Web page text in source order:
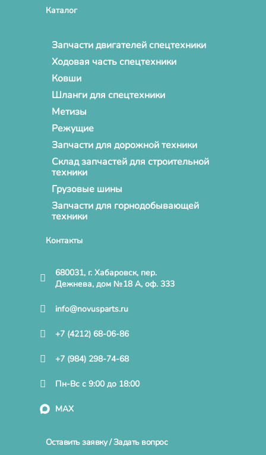
Каталог
Запчасти двигателей спецтехники
Ходовая часть спецтехники
Ковши
Шланги для спецтехники
Метизы
Режущие
Запчасти для дорожной техники
Склад запчастей для строительной
техники
Грузовые шины
Запчасти для горнодобывающей
техники
Контакты
680031, г. Хабаровск, пер.
Дежнева, дом №18 А, оф. 333
info@novusparts.ru
+7 (4212) 68-06-86
+7 (984) 298-74-68
Пн-Вс с 9:00 до 18:00
MAX
Оставить заявку / Задать вопрос